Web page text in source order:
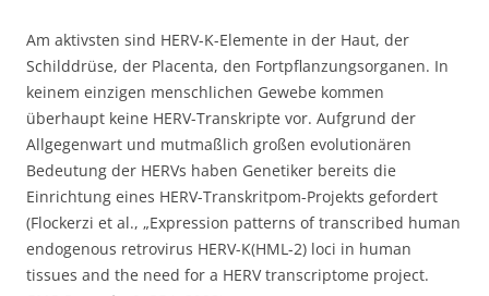
Am aktivsten sind HERV-K-Elemente in der Haut, der
Schilddrüse, der Placenta, den Fortpflanzungsorganen. In
keinem einzigen menschlichen Gewebe kommen
überhaupt keine HERV-Transkripte vor. Aufgrund der
Allgegenwart und mutmaßlich großen evolutionären
Bedeutung der HERVs haben Genetiker bereits die
Einrichtung eines HERV-Transkritpom-Projekts gefordert
(Flockerzi et al., „Expression patterns of transcribed human
endogenous retrovirus HERV-K(HML-2) loci in human
tissues and the need for a HERV transcriptome project.